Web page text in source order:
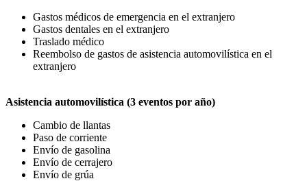
Gastos médicos de emergencia en el extranjero
Gastos dentales en el extranjero
Traslado médico
Reembolso de gastos de asistencia automovilística en el
extranjero
Asistencia automovilística (3 eventos por año)
Cambio de llantas
Paso de corriente
Envío de gasolina
Envío de cerrajero
Envío de grúa